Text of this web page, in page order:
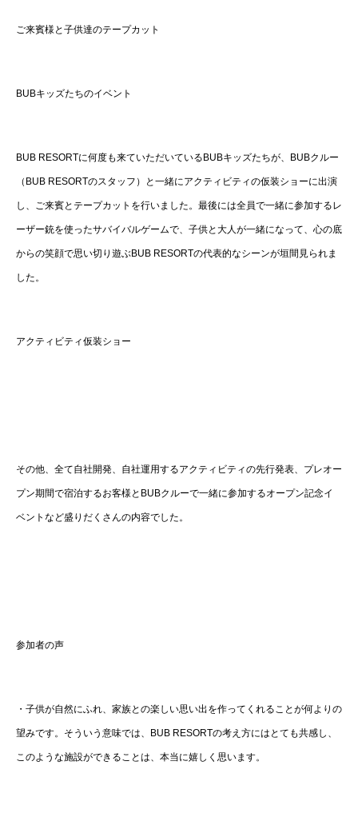
ご来賓様と子供達のテープカット
BUBキッズたちのイベント
BUB RESORTに何度も来ていただいているBUBキッズたちが、BUBクルー
（BUB RESORTのスタッフ）と一緒にアクティビティの仮装ショーに出演
し、ご来賓とテープカットを行いました。最後には全員で一緒に参加するレ
ーザー銃を使ったサバイバルゲームで、子供と大人が一緒になって、心の底
からの笑顔で思い切り遊ぶBUB RESORTの代表的なシーンが垣間見られま
した。
アクティビティ仮装ショー
その他、全て自社開発、自社運用するアクティビティの先行発表、プレオー
プン期間で宿泊するお客様とBUBクルーで一緒に参加するオープン記念イ
ベントなど盛りだくさんの内容でした。
参加者の声
・子供が自然にふれ、家族との楽しい思い出を作ってくれることが何よりの
望みです。そういう意味では、BUB RESORTの考え方にはとても共感し、
このような施設ができることは、本当に嬉しく思います。